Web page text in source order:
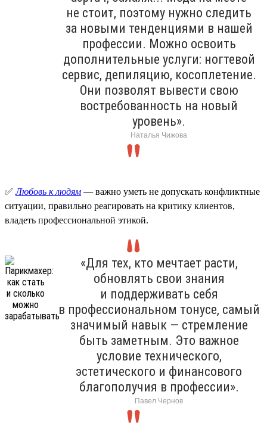
не стоит, поэтому нужно следить
за новыми тенденциями в нашей
профессии. Можно освоить
дополнительные услуги: ногтевой
сервис, депиляцию, косоплетение.
Они позволят вывести свою
востребованность на новый
уровень».
Наталья Чижова
✅Любовь к людям — важно уметь не допускать конфликтные
ситуации, правильно реагировать на критику клиентов,
владеть профессиональной этикой.
«Для тех, кто мечтает расти,
обновлять свои знания
и поддерживать себя
в профессиональном тонусе, самый
значимый навык — стремление
быть заметным. Это важное
условие технического,
эстетического и финансового
благополучия в профессии».
Павел Чернов